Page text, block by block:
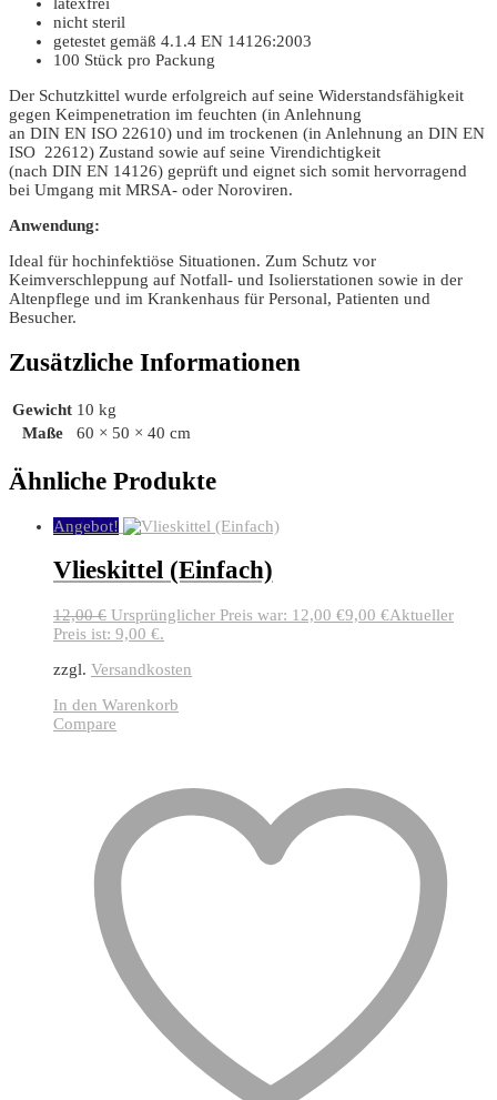
nicht steril
getestet gemäß 4.1.4 EN 14126:2003
100 Stück pro Packung
Der Schutzkittel wurde erfolgreich auf seine Widerstandsfähigkeit
gegen Keimpenetration im feuchten (in Anlehnung
an DIN EN ISO 22610) und im trockenen (in Anlehnung an DIN EN
ISO 22612) Zustand sowie auf seine Virendichtigkeit
(nach DIN EN 14126) geprüft und eignet sich somit hervorragend
bei Umgang mit MRSA- oder Noroviren.
Anwendung:
Ideal für hochinfektiöse Situationen. Zum Schutz vor
Keimverschleppung auf Notfall- und Isolierstationen sowie in der
Altenpflege und im Krankenhaus für Personal, Patienten und
Besucher.
Zusätzliche Informationen
Gewicht 10 kg
Maße
60 × 50 × 40 cm
Ähnliche Produkte
Angebot!
Vlieskittel (Einfach)
12,00€ Ursprünglicher Preis war: 12,00 €9,00 €Aktueller
Preis ist: 9,00 €.
zzgl. Versandkosten
In den Warenkorb
Compare